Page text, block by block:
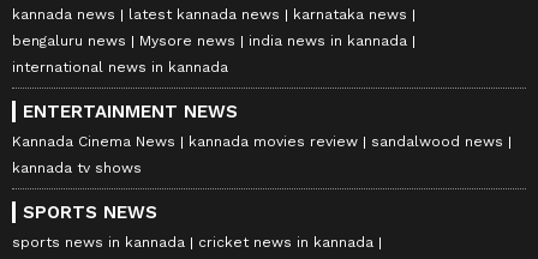
kannada news latest kannada news
karnataka news
bengaluru news
Mysore news
india news in kannada
international news in kannada
ENTERTAINMENT NEWS
Kannada Cinema News kannada movies review
sandalwood news
kannada tv shows
SPORTS NEWS
sports news in kannada
cricket news in kannada